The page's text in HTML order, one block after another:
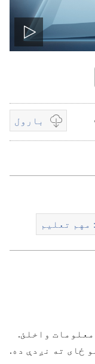
ویډیو
کړئ
بارول
Video
مهم تعلیم
واخلئ.‏
ځای ته نږدې ده.‏